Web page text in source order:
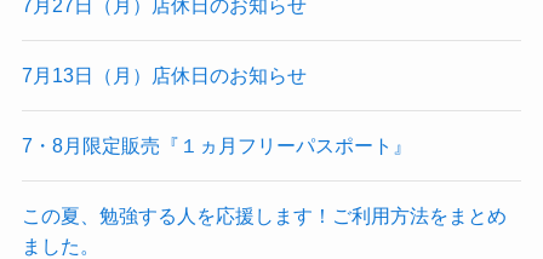
7月27日（月）店休日のお知らせ
7月13日（月）店休日のお知らせ
7・8月限定販売『１ヵ月フリーパスポート』
この夏、勉強する人を応援します！ご利用方法をまとめ
ました。